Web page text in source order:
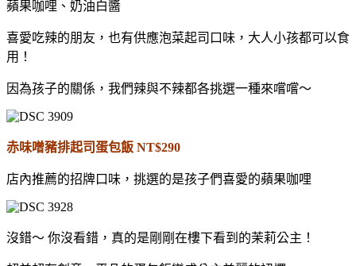
蘋果咖哩、奶油白醬
喜愛吃辣的朋友，也有供應泡菜起司口味，大人小孩都可以食
用！
因為孩子的關係，我們辣與不辣都各挑選一種來嚐嚐～
赤味噌豬排起司蛋包飯 NT$290
店內推薦的招牌口味，挑選的是孩子們喜愛的蘋果咖哩
沒錯～ 你沒看錯，真的是剛剛在樓下看到的茉莉公主！